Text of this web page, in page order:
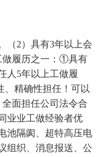
2）具有3年以上会
做履历之一：①具有
人5年以上工做履
、精确性担任！可以
面担任公司法令合
业业工做经验者优
池隔阂、超特高压电
组织、消息报送、公